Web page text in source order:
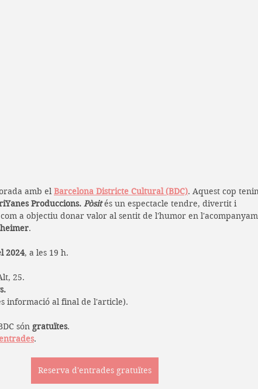
amb el Barcelona Districte Cultural (BDC). Aquest cop
Produccions. Pòsit és un espectacle tendre, divertit i
a objectiu donar valor al sentit de l'humor en
.
2024, a les 19 h.
25.
informació al final de l'article).
són gratuïtes.
.
Reserva d'entrades gratuïtes